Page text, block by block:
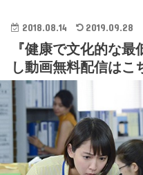
2018.08.14 2019.09.28
『健康で文化的な
し動画無料配信はこ